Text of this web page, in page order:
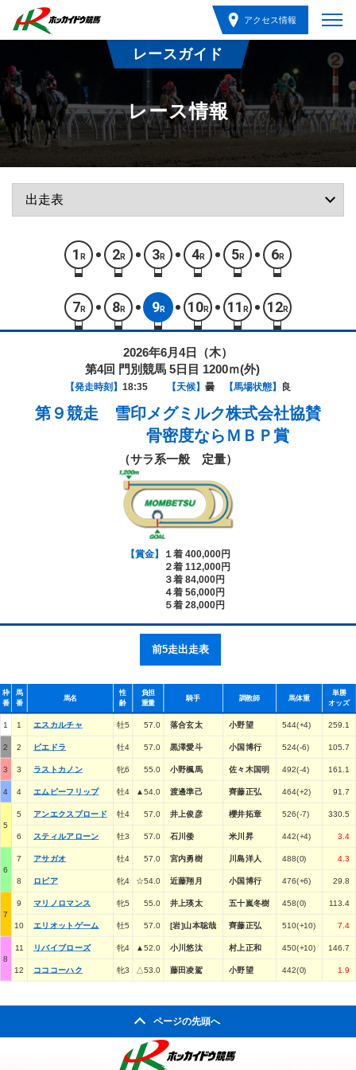
アクセス情報
レースガイド
レース情報
1 R 2R 3R 4R 5R 6R
7 R 8R 9R 10R 11 R 12R
2026年6月4日（木）
第4回 門別競馬 5日目 1200ｍ(外)
【発走時刻】 18:35 【天候】 曇 【馬場状態】 良
第９競走 雪印メグミルク株式会社協賛
骨密度ならＭＢＰ賞
（サラ系一般 定量）
【賞金】
１着 400,000円
２着 112,000円
３着 84,000円
４着 56,000円
５着 28,000円
前5走出走表
枠
番
馬
番
馬名
性
齢
負担
重量
騎手 調教師 馬体重
単勝
オッズ
1 1 エスカルチャ 牡5 57.0 落合玄太 小野望 544(+4) 259.1
2 2 ピエドラ 牡4 57.0 黒澤愛斗 小国博行 524(-6) 105.7
3 3 ラストカノン 牝6 55.0 小野楓馬 佐々木国明 492(-4) 161.1
4 4 エムピーフリップ 牡4 ▲54.0 渡邊準己 齊藤正弘 464(+2) 91.7
5
5 アンエクスプロード 牡4 57.0 井上俊彦 櫻井拓章 526(-7) 330.5
6 スティルアローン 牡3 57.0 石川倭 米川昇 442(+4) 3.4
6
7 アサガオ 牡4 57.0 宮内勇樹 川島洋人 488(0) 4.3
8 ロピア 牝4 ☆54.0 近藤翔月 小国博行 476(+6) 29.8
7
9 マリノロマンス 牝5 55.0 井上瑛太 五十嵐冬樹 458(0) 113.4
10 エリオットゲーム 牡5 57.0 [岩]山本聡哉 齊藤正弘 510(+10) 7.4
8
11 リバイブローズ 牝4 ▲52.0 小川悠汰 村上正和 450(+10) 146.7
12 コココーハク 牝3 △53.0 藤田凌駕 小野望 442(0) 1.9
ページの先頭へ